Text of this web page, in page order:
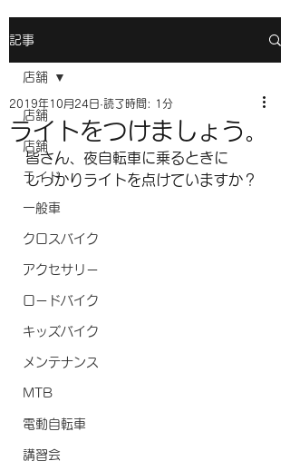
記事
店舗
店舗
ライド
一般車
クロスバイク
アクセサリー
ロードバイク
キッズバイク
メンテナンス
MTB
電動自転車
講習会
店舗
ライトをつけましょう。
2019年10月24日 読了時間: 1分
皆さん、夜自転車に乗るときに
しっかりライトを点けていますか？